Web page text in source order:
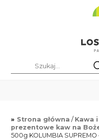
Strona główna / Kawa
prezentowe kaw na
500g KOLUMBIA